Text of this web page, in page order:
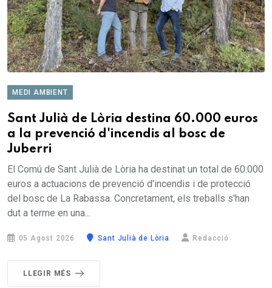
MEDI AMBIENT
Sant Julià de Lòria destina 60.000 euros
a la prevenció d'incendis al bosc de
Juberri
El Comú de Sant Julià de Lòria ha destinat un total de 60.000
euros a actuacions de prevenció d'incendis i de protecció
del bosc de La Rabassa. Concretament, els treballs s'han
dut a terme en una...
05 Agost 2026 Sant Julià de Lòria Redacció
LLEGIR MÉS